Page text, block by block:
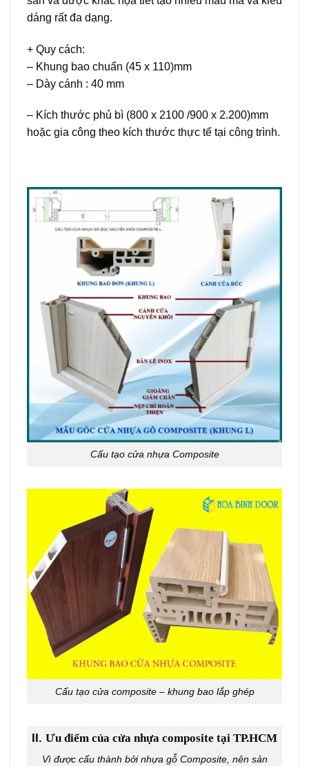
dáng rất đa dạng.
+ Quy cách:
– Khung bao chuẩn (45 x 110)mm
– Dày cánh : 40 mm
– Kích thước phủ bì (800 x 2100 /900 x 2.200)mm
hoặc gia công theo kích thước thực tế tại công trình.
Cấu tạo cửa nhựa Composite
Cấu tạo cửa composite – khung bao lắp ghép
II. Ưu điểm của cửa nhựa composite tại TP.HCM
Vì được cấu thành bởi nhựa gỗ Composite, nên sản